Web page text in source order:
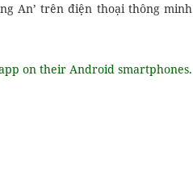
An’ trên điện thoại thông minh
on their Android smartphones.